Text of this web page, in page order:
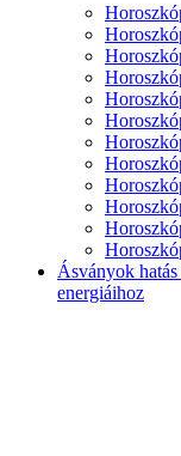
Ásványok
energiáihoz